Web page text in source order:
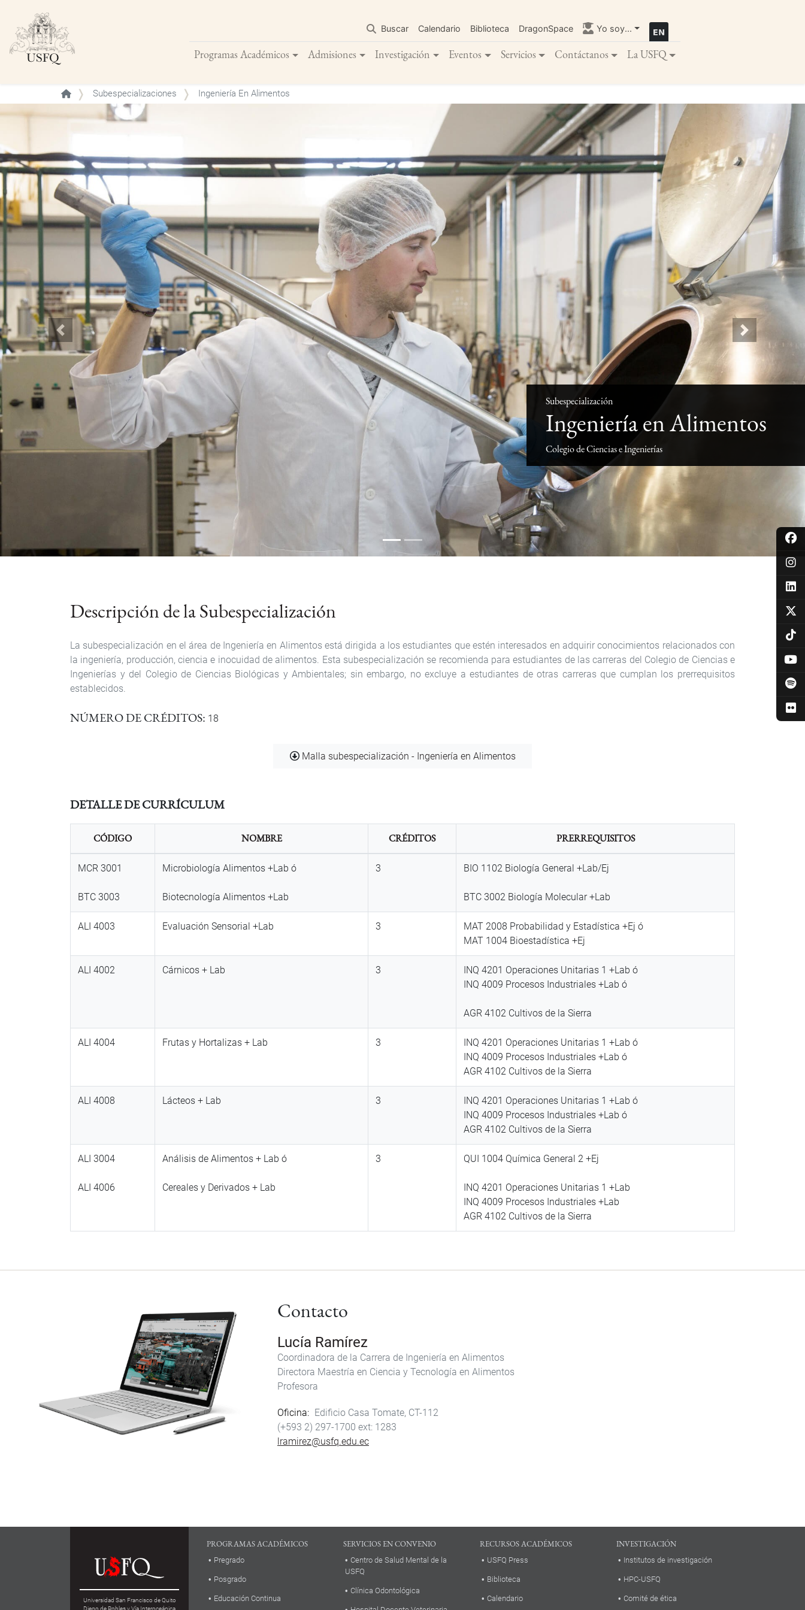
contenido
principal
Buscar Calendario Biblioteca DragonSpace Yo soy...
Programas Académicos Admisiones Investigación Eventos Servicios Contáctanos La USFQ
Buscar
Subespecializaciones Ingeniería En Alimentos
Previous Next
Subespecialización
Ingeniería en Alimentos
Colegio de Ciencias e Ingenierías
Descripción de la Subespecialización
La subespecialización en el área de Ingeniería en Alimentos está dirigida a los estudiantes que estén interesados en adquirir conocimientos relacionados con
la ingeniería, producción, ciencia e inocuidad de alimentos. Esta subespecialización se recomienda para estudiantes de las carreras del Colegio de Ciencias e
Ingenierías y del Colegio de Ciencias Biológicas y Ambientales; sin embargo, no excluye a estudiantes de otras carreras que cumplan los prerrequisitos
establecidos.
NÚMERO DE CRÉDITOS 18
Documento
Malla subespecialización - Ingeniería en Alimentos
DETALLE DE CURRÍCULUM
CÓDIGO NOMBRE CRÉDITOS PRERREQUISITOS
MCR 3001
BTC 3003
Microbiología Alimentos +Lab ó
Biotecnología Alimentos +Lab
3 BIO 1102 Biología General +Lab/Ej
BTC 3002 Biología Molecular +Lab
ALI 4003 Evaluación Sensorial +Lab 3
MAT 2008 Probabilidad y Estadística +Ej ó
MAT 1004 Bioestadística +Ej
ALI 4002 Cárnicos + Lab 3
INQ 4201 Operaciones Unitarias 1 +Lab ó
INQ 4009 Procesos Industriales +Lab ó
AGR 4102 Cultivos de la Sierra
ALI 4004 Frutas y Hortalizas + Lab 3
INQ 4201 Operaciones Unitarias 1 +Lab ó
INQ 4009 Procesos Industriales +Lab ó
AGR 4102 Cultivos de la Sierra
ALI 4008 Lácteos + Lab 3
INQ 4201 Operaciones Unitarias 1 +Lab ó
INQ 4009 Procesos Industriales +Lab ó
AGR 4102 Cultivos de la Sierra
ALI 3004
ALI 4006
Análisis de Alimentos + Lab ó
Cereales y Derivados + Lab
3 QUI 1004 Química General 2 +Ej
INQ 4201 Operaciones Unitarias 1 +Lab
INQ 4009 Procesos Industriales +Lab
AGR 4102 Cultivos de la Sierra
Contacto
Lucía Ramírez
Coordinadora de la Carrera de Ingeniería en Alimentos
Directora Maestría en Ciencia y Tecnología en Alimentos
Profesora
Oficina
Edificio Casa Tomate, CT-112
(+593 2) 297-1700
1283
lramirez@usfq.edu.ec
Universidad San Francisco de Quito
PROGRAMAS ACADÉMICOS
Pregrado
Posgrado
Educación Continua
SERVICIOS EN CONVENIO
Centro de Salud Mental de la
USFQ
Clínica Odontológica
RECURSOS ACADÉMICOS
USFQ Press
Biblioteca
Calendario
INVESTIGACIÓN
Institutos de investigación
HPC-USFQ
Comité de ética